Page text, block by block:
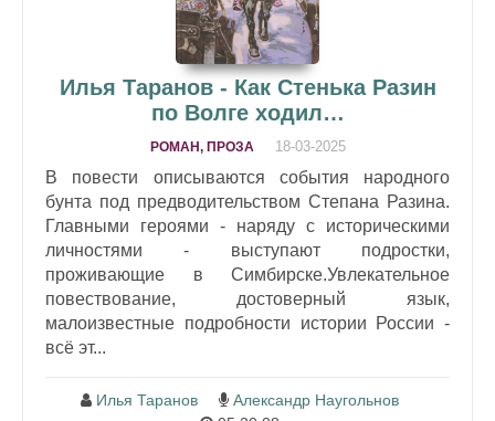
Илья Таранов - Как Стенька Разин
по Волге ходил…
РОМАН, ПРОЗА 18-03-2025
В повести описываются события народного
бунта под предводительством Степана Разина.
Главными героями - наряду с историческими
личностями - выступают подростки,
проживающие в Симбирске.Увлекательное
повествование, достоверный язык,
малоизвестные подробности истории России -
всё эт...
Илья Таранов
Александр Наугольнов